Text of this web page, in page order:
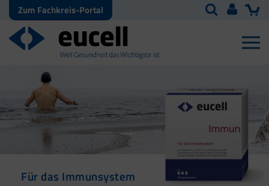
Zum Fachkreis-Portal
Für das Immunsystem
Für Haut, Haare und
Für Ihre natürliche